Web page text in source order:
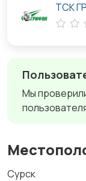
Мы
Сурск
ТСК